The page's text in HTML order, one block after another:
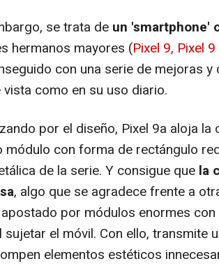
se trata de un 'smartphone'
hermanos mayores (Pixel 9, Pixel
con una serie de mejoras
vista como en su uso diario.
por el diseño, Pixel 9a aloja la
módulo con forma de rectángulo
de la serie. Y consigue que la
, algo que se agradece frente a
por módulos enormes
sujetar el móvil. Con ello, transmite
elementos estéticos